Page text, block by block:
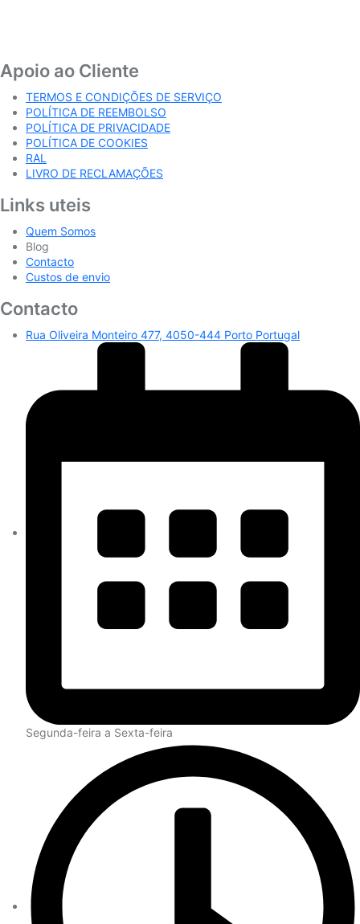
Apoio ao Cliente
TERMOS E CONDIÇÕES DE SERVIÇO
POLÍTICA DE REEMBOLSO
POLÍTICA DE PRIVACIDADE
POLÍTICA DE COOKIES
RAL
LIVRO DE RECLAMAÇÕES
Links uteis
Quem Somos
Blog
Contacto
Custos de envio
Contacto
Rua Oliveira Monteiro 477, 4050-444 Porto Portugal
Segunda-feira a Sexta-feira